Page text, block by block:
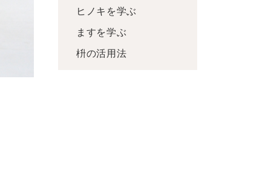
ヒノキを学ぶ
ますを学ぶ
枡の活用法